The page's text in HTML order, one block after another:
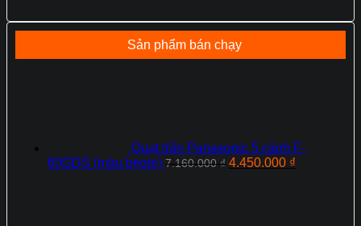
Sản phẩm bán chạy
Quạt trần Panasonic 5 cánh F-
60GDS (màu begie) 7.160.000₫ Giá
4.450.000 ₫